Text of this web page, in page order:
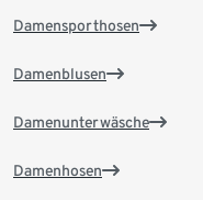
Damensporthosen
Damenblusen
Damenunterwäsche
Damenhosen